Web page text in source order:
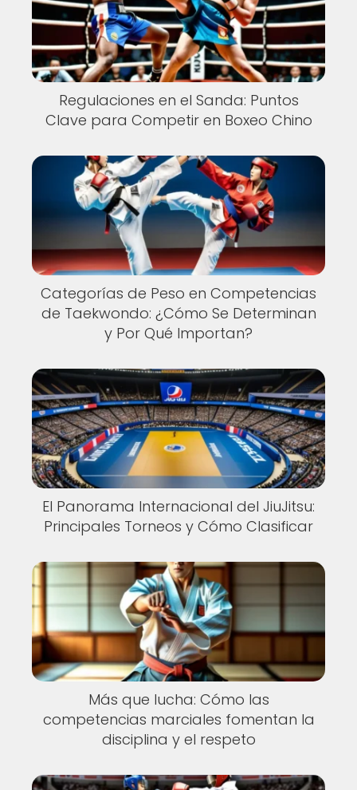
Regulaciones en el Sanda: Puntos
Clave para Competir en Boxeo Chino
Categorías de Peso en Competencias
de Taekwondo: ¿Cómo Se Determinan
y Por Qué Importan?
El Panorama Internacional del JiuJitsu:
Principales Torneos y Cómo Clasificar
Más que lucha: Cómo las
competencias marciales fomentan la
disciplina y el respeto